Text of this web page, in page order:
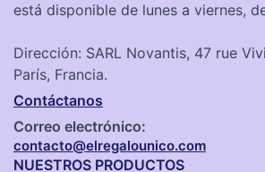
está disponible de lunes a viernes,
Dirección: SARL Novantis, 47 rue
París, Francia.
Contáctanos
Correo electrónico:
contacto@elregalounico.com
NUESTROS PRODUCTOS